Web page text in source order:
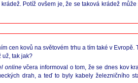
Potíž ovšem je, že se taková krádež
cen kovů na světovém trhu a tím také v Evropě.
už, tak jak?
onlinevčera informoval o tom, že se dnes kov
drah, a teď to byly kabely železničního